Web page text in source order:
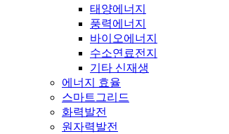
태양에너지
풍력에너지
바이오에너지
수소연료전지
기타 신재생
에너지 효율
스마트그리드
화력발전
원자력발전